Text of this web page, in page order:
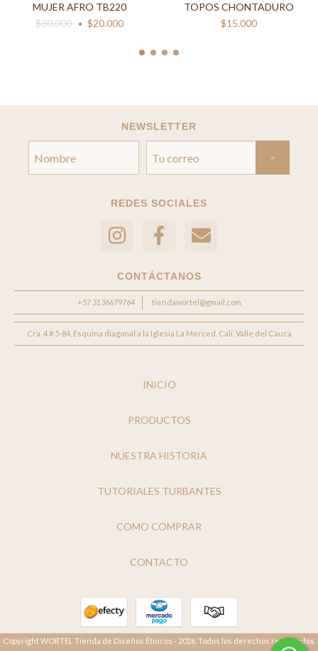
MUJER AFRO TB220
$30.000
$20.000
TOPOS CHONTADURO
$15.000
NEWSLETTER
REDES SOCIALES
CONTÁCTANOS
+57 3136679764 tiendawortel@gmail.com
Cra. 4 # 5-84, Esquina diagonal a la Iglesia La Merced. Cali, Valle del Cauca
INICIO
PRODUCTOS
NUESTRA HISTORIA
TUTORIALES TURBANTES
COMO COMPRAR
CONTACTO
Copyright WORTEL Tienda de Diseños Étnicos - 2026. Todos los derechos reservados.